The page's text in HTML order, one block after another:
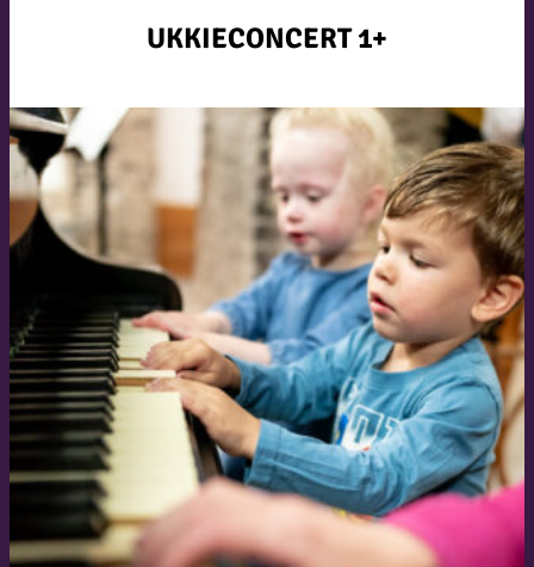
UKKIECONCERT 1+